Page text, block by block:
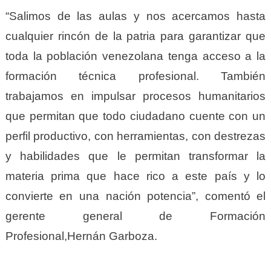
“Salimos de las aulas y nos acercamos hasta
cualquier rincón de la patria para garantizar que
toda la población venezolana tenga acceso a la
formación técnica profesional. También
trabajamos en impulsar procesos humanitarios
que permitan que todo ciudadano cuente con un
perfil productivo, con herramientas, con destrezas
y habilidades que le permitan transformar la
materia prima que hace rico a este país y lo
convierte en una nación potencia”, comentó el
gerente general de Formación
Profesional,Hernán Garboza.